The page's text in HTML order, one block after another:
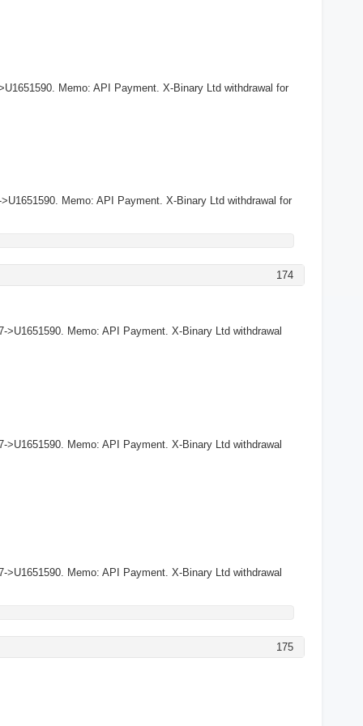
Memo: API Payment. X-Binary Ltd withdrawal for
Memo: API Payment. X-Binary Ltd withdrawal for
174
Memo: API Payment. X-Binary Ltd withdrawal
Memo: API Payment. X-Binary Ltd withdrawal
Memo: API Payment. X-Binary Ltd withdrawal
175